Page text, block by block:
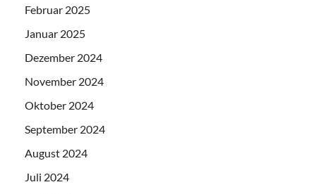
Februar 2025
Januar 2025
Dezember 2024
November 2024
Oktober 2024
September 2024
August 2024
Juli 2024